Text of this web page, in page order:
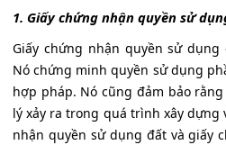
1. Giấy chứng nhận quyền sử
Giấy chứng nhận quyền sử
Nó chứng minh quyền sử dụng
hợp pháp. Nó cũng đảm bảo
lý xảy ra trong quá trình xây dựng
nhận quyền sử dụng đất và giấy